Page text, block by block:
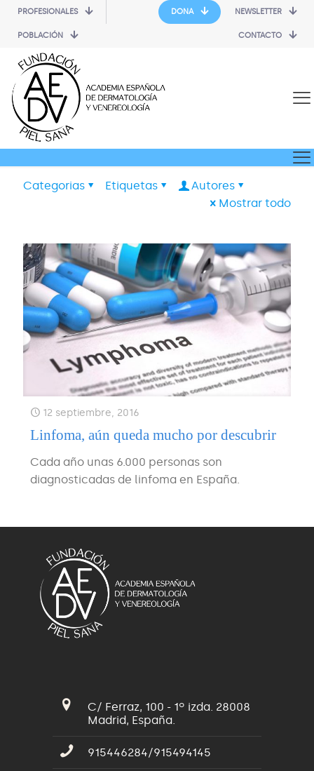
PROFESIONALES
POBLACIÓN
DONA NEWSLETTER
CONTACTO
Categorias Etiquetas
Autores
Mostrar todo
12 septiembre, 2016
Linfoma, aún queda mucho por descubrir
Cada año unas 6.000 personas son
diagnosticadas de linfoma en España.
C/ Ferraz, 100 - 1º izda. 28008
Madrid, España.
915446284/915494145